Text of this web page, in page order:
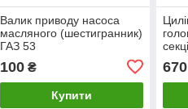
Валик приводу насоса
масляного (шестигранник)
ГАЗ 53
100₴
Купити
670